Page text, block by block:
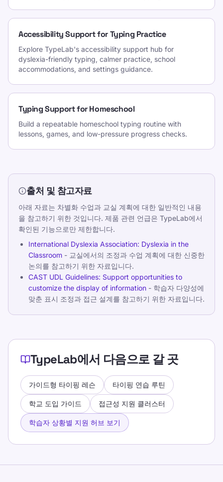
Accessibility Support for Typing Practice
Explore TypeLab's accessibility support hub for
dyslexia-friendly typing, calmer practice, school
accommodations, and settings guidance.
Typing Support for Homeschool
Build a repeatable homeschool typing routine with
lessons, games, and low-pressure progress checks.
출처 및 참고자료
아래 자료는 차별화 수업과 교실 계획에 대한 일반적인 내용
을 참고하기 위한 것입니다. 제품 관련 언급은 TypeLab에서
확인된 기능으로만 제한합니다.
International Dyslexia Association: Dyslexia in the
Classroom - 교실에서의 조정과 수업 계획에 대한 신중한
논의를 참고하기 위한 자료입니다.
CAST UDL Guidelines: Support opportunities to
customize the display of information - 학습자 다양성에
맞춘 표시 조정과 접근 설계를 참고하기 위한 자료입니다.
TypeLab에서 다음으로 갈 곳
가이드형 타이핑 레슨 타이핑 연습 루틴
학교 도입 가이드 접근성 지원 클러스터
학습자 상황별 지원 허브 보기